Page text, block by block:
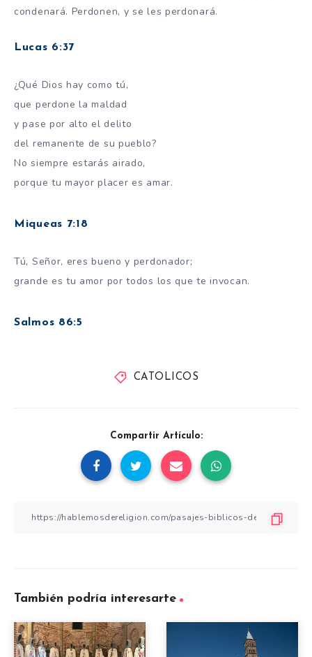
condenará. Perdonen, y se les perdonará.
Lucas 6:37
¿Qué Dios hay como tú,
que perdone la maldad
y pase por alto el delito
del remanente de su pueblo?
No siempre estarás airado,
porque tu mayor placer es amar.
Miqueas 7:18
Tú, Señor, eres bueno y perdonador;
grande es tu amor por todos los que te invocan.
Salmos 86:5
CATOLICOS
Compartir Artículo:
También podría interesarte